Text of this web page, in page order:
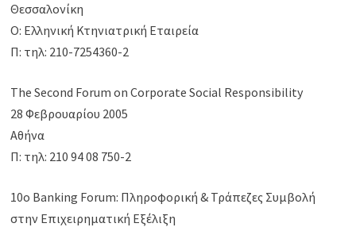
Θεσσαλονίκη
Ο: Ελληνική Κτηνιατρική Εταιρεία
Π: τηλ: 210-7254360-2
The Second Forum on Corporate Social Responsibility
28 Φεβρουαρίου 2005
Αθήνα
Π: τηλ: 210 94 08 750-2
10ο Banking Forum: Πληροφορική & Τράπεζες Συμβολή
στην Επιχειρηματική Εξέλιξη